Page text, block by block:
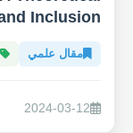
Inclusion
مقال علمي
2024-03-12